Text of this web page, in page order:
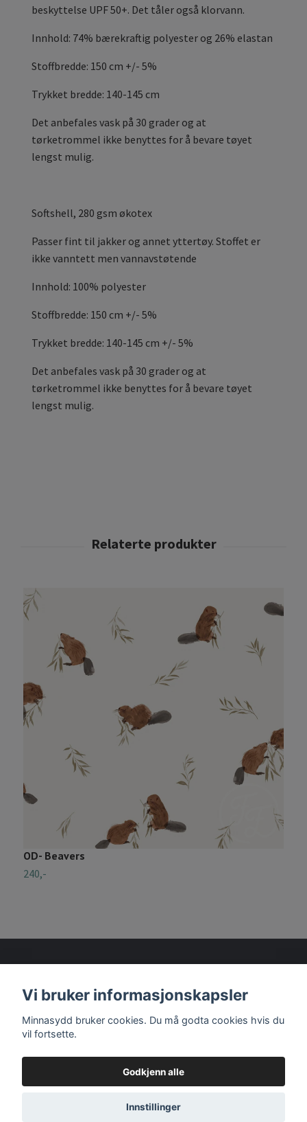
beskyttelse UPF 50+. Det tåler også klorvann.
Innhold: 74% bærekraftig polyester og 26% elastan
Stoffbredde: 150 cm +/- 5%
Trykket bredde: 140-145 cm
Det anbefales vask på 30 grader og at
tørketrommel ikke benyttes for å bevare tøyet
lengst mulig.
Softshell, 280 gsm økotex
Passer fint til jakker og annet yttertøy. Stoffet er
ikke vanntett men vannavstøtende
Innhold: 100% polyester
Stoffbredde: 150 cm +/- 5%
Trykket bredde: 140-145 cm +/- 5%
Det anbefales vask på 30 grader og at
tørketrommel ikke benyttes for å bevare tøyet
lengst mulig.
OD- Beavers
240,-
© 2026 Minnasydd
Vi bruker informasjonskapsler
Minnasydd bruker cookies. Du må godta cookies hvis du
vil fortsette.
Godkjenn alle
Innstillinger